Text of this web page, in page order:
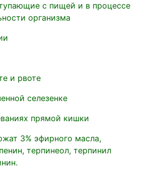
с пищей и в процессе
организма
и рвоте
селезенке
прямой кишки
3% эфирного масла,
терпинеол, терпинил